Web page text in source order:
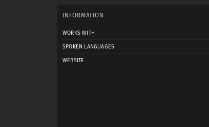
INFORMATION
WORKS WITH
SPOKEN LANGUAGES
WEBSITE